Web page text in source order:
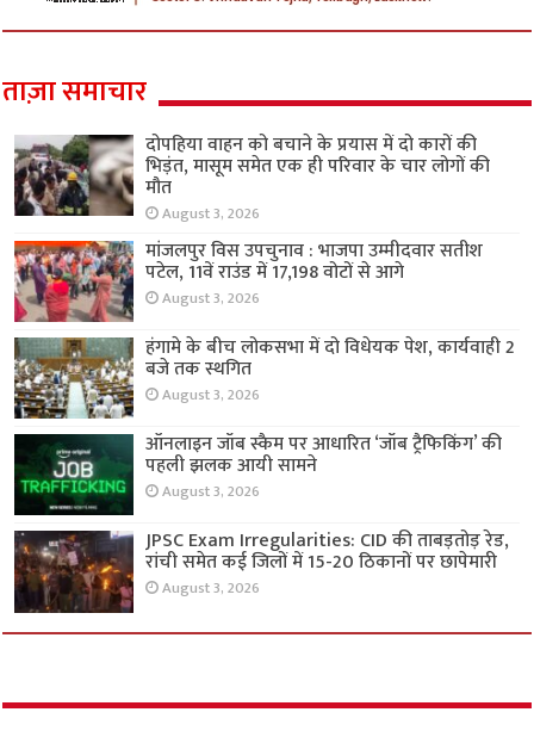
ताज़ा समाचार
दोपहिया वाहन को बचाने के प्रयास में दो कारों की
भिड़ंत, मासूम समेत एक ही परिवार के चार लोगों की
मौत
August 3, 2026
मांजलपुर विस उपचुनाव : भाजपा उम्मीदवार सतीश
पटेल, 11वें राउंड में 17,198 वोटों से आगे
August 3, 2026
हंगामे के बीच लोकसभा में दो विधेयक पेश, कार्यवाही 2
बजे तक स्थगित
August 3, 2026
ऑनलाइन जॉब स्कैम पर आधारित ‘जॉब ट्रैफिकिंग’ की
पहली झलक आयी सामने
August 3, 2026
JPSC Exam Irregularities: CID की ताबड़तोड़ रेड,
रांची समेत कई जिलों में 15-20 ठिकानों पर छापेमारी
August 3, 2026